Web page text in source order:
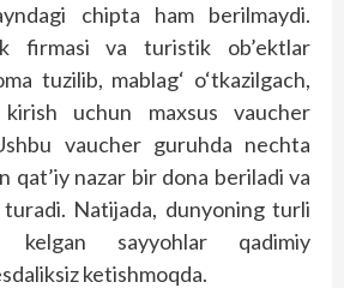
chipta ham berilmaydi.
firmasi va turistik ob’ektlar
tuzilib, mablag‘ o‘tkazilgach,
uchun maxsus vaucher
vaucher guruhda nechta
qat’iy nazar bir dona beriladi va
Natijada, dunyoning turli
kelgan sayyohlar qadimiy
ketishmoqda.